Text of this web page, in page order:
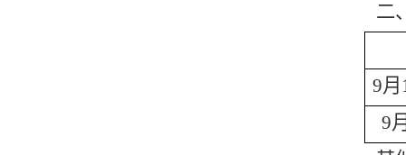
二
9月
9